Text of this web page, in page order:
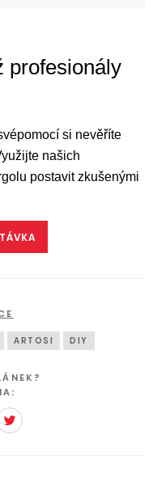
profesionály
si nevěříte
našich
postavit zkušenými
ARTOSI DIY
Pinterest